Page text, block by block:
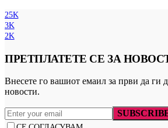
25K
3K
2K
ПРЕТПЛАТЕТЕ СЕ ЗА
Внесете го вашиот емаил за први да ги
новости.